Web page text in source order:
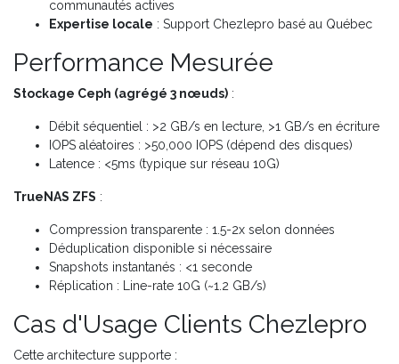
communautés actives
Expertise locale : Support Chezlepro basé au Québec
Performance Mesurée
Stockage Ceph (agrégé 3 nœuds) :
Débit séquentiel : >2 GB/s en lecture, >1 GB/s en écriture
IOPS aléatoires : >50,000 IOPS (dépend des disques)
Latence : <5ms (typique sur réseau 10G)
TrueNAS ZFS :
Compression transparente : 1.5-2x selon données
Déduplication disponible si nécessaire
Snapshots instantanés : <1 seconde
Réplication : Line-rate 10G (~1.2 GB/s)
Cas d'Usage Clients Chezlepro
Cette architecture supporte :